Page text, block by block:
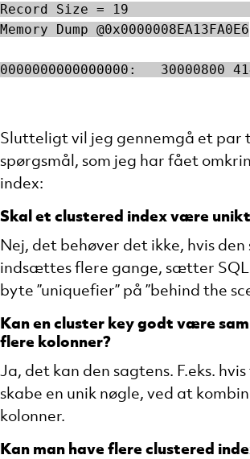
Record Size =
Memory Dump @0x0000008EA13FA0E6
0000000000000000:
Slutteligt vil jeg gennemgå et par
spørgsmål, som jeg har fået
index:
Skal et clustered index være
Nej, det behøver det ikke, hvis
indsættes flere gange, sætter SQL
byte ”uniquefier” på ”behind the
Kan en cluster key godt være
flere kolonner?
Ja, det kan den sagtens. F.eks.
skabe en unik nøgle, ved at
kolonner.
Kan man have flere clustered